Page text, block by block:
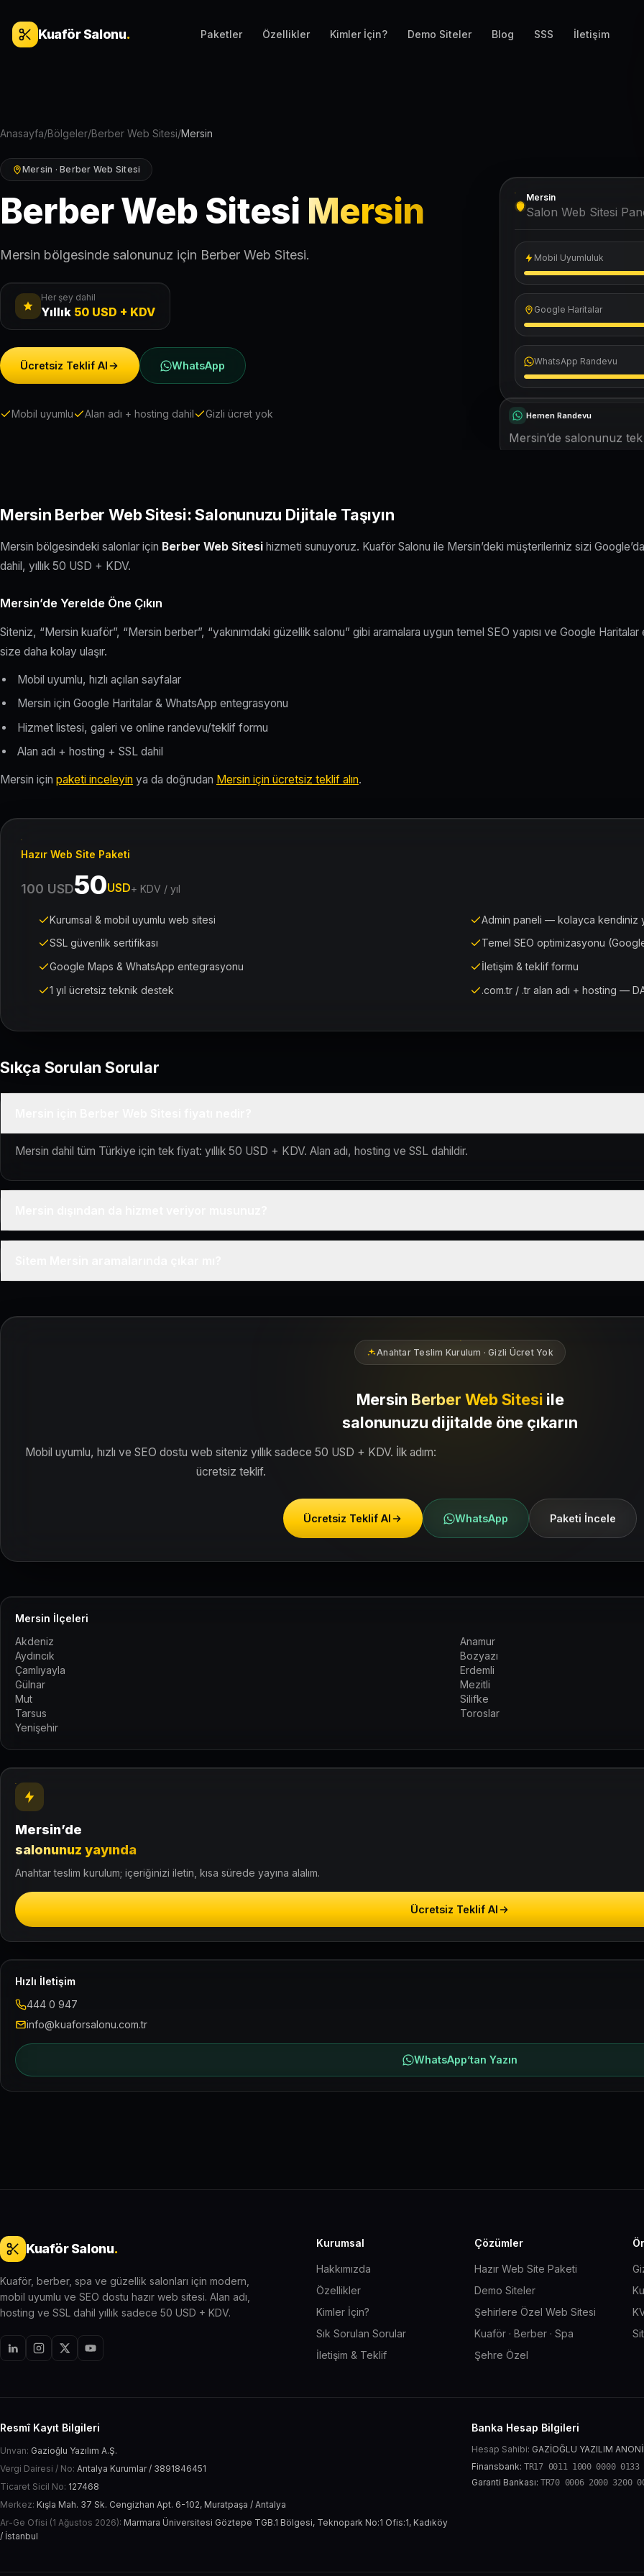
Kuaför Salonu. Paketler Özellikler Kimler İçin? Demo Siteler Blog SSS İletişim
Anasayfa/Bölgeler/Berber Web Sitesi/Mersin
Mersin · Berber Web Sitesi
Berber Web Sitesi Mersin
Mersin bölgesinde salonunuz için Berber Web Sitesi.
Her şey dahil
Yıllık 50 USD + KDV
Ücretsiz Teklif Al WhatsApp
Mobil uyumlu Alan adı + hosting dahil Gizli ücret yok
Mersin
Salon Web Sitesi
Mobil Uyumluluk
Google Haritalar
WhatsApp Randevu
Hemen Randevu
Mersin’de salonunuz
Mersin Berber Web Sitesi: Salonunuzu Dijitale Taşıyın
Mersin bölgesindeki salonlar için Berber Web Sitesi hizmeti sunuyoruz. Kuaför Salonu ile Mersin’deki müşterileriniz sizi
dahil, yıllık 50 USD + KDV.
Mersin’de Yerelde Öne Çıkın
Siteniz, “Mersin kuaför”, “Mersin berber”, “yakınımdaki güzellik salonu” gibi aramalara uygun temel SEO yapısı ve Google
size daha kolay ulaşır.
Mobil uyumlu, hızlı açılan sayfalar
Mersin için Google Haritalar & WhatsApp entegrasyonu
Hizmet listesi, galeri ve online randevu/teklif formu
Alan adı + hosting + SSL dahil
Mersin için paketi inceleyin ya da doğrudan Mersin için ücretsiz teklif alın.
Hazır Web Site Paketi
100 USD50USD+ KDV / yıl
Kurumsal & mobil uyumlu web sitesi
Admin paneli — kolayca kendiniz
SSL güvenlik sertifikası
Temel SEO optimizasyonu
Google Maps & WhatsApp entegrasyonu
İletişim & teklif formu
1 yıl ücretsiz teknik destek
.com.tr / .tr alan adı + hosting —
Sıkça Sorulan Sorular
Mersin dahil tüm Türkiye için tek fiyat: yıllık 50 USD + KDV. Alan adı, hosting ve SSL dahildir.
Anahtar Teslim Kurulum · Gizli Ücret Yok
Mersin Berber Web Sitesi ile
salonunuzu dijitalde öne çıkarın
Mobil uyumlu, hızlı ve SEO dostu web siteniz yıllık sadece 50 USD + KDV. İlk adım:
ücretsiz teklif.
Ücretsiz Teklif Al WhatsApp Paketi İncele
Mersin İlçeleri
Akdeniz
Anamur
Aydıncık
Bozyazı
Çamlıyayla
Erdemli
Gülnar
Mezitli
Mut
Silifke
Tarsus
Toroslar
Yenişehir
Mersin’de
salonunuz yayında
Anahtar teslim kurulum; içeriğinizi iletin, kısa sürede yayına alalım.
Ücretsiz Teklif Al
Hızlı İletişim
444 0 947
info@kuaforsalonu.com.tr
WhatsApp’tan Yazın
Kuaför Salonu.
Kuaför, berber, spa ve güzellik salonları için modern,
mobil uyumlu ve SEO dostu hazır web sitesi. Alan adı,
hosting ve SSL dahil yıllık sadece 50 USD + KDV.
Kurumsal
Hakkımızda
Özellikler
Kimler İçin?
Sık Sorulan Sorular
İletişim & Teklif
Çözümler
Hazır Web Site Paketi
Demo Siteler
Şehirlere Özel Web Sitesi
Kuaför · Berber · Spa
Şehre Özel
Resmî Kayıt Bilgileri
Unvan: Gazioğlu Yazılım A.Ş.
Vergi Dairesi / No: Antalya Kurumlar / 3891846451
Ticaret Sicil No: 127468
Merkez: Kışla Mah. 37 Sk. Cengizhan Apt. 6-102, Muratpaşa / Antalya
Ar-Ge Ofisi (1 Ağustos 2026): Marmara Üniversitesi Göztepe TGB.1 Bölgesi, Teknopark No:1 Ofis:1, Kadıköy
/ İstanbul
Banka Hesap Bilgileri
Hesap Sahibi: GAZİOĞLU YAZILIM
Finansbank: TR17 0011 1000 0000 0133
Garanti Bankası: TR70 0006 2000 3200